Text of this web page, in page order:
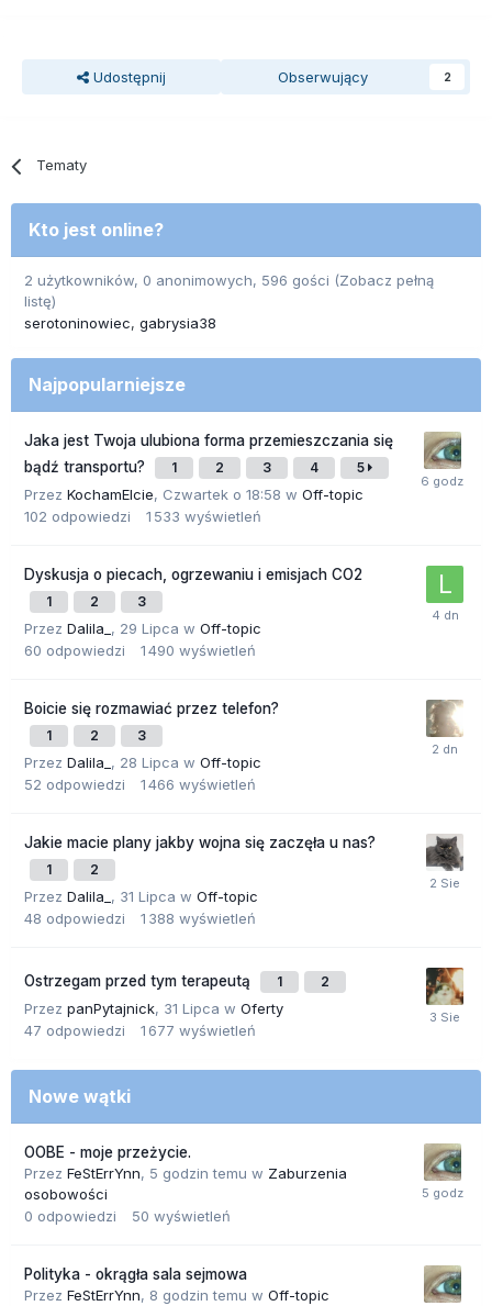
Udostępnij Obserwujący 2
Tematy
Kto jest online?
2 użytkowników, 0 anonimowych, 596 gości (Zobacz pełną
listę)
serotoninowiec gabrysia38
Najpopularniejsze
Jaka jest Twoja ulubiona forma przemieszczania się
bądź transportu?
1 2 3 4 5
Przez KochamElcie, Czwartek o 18:58 w Off-topic
102 odpowiedzi 1 533 wyświetleń
Dyskusja o piecach, ogrzewaniu i emisjach CO2
1 2 3
Przez Dalila_ , 29 Lipca w Off-topic
60 odpowiedzi 1 490 wyświetleń
Boicie się rozmawiać przez telefon?
1 2 3
Przez Dalila_ , 28 Lipca w Off-topic
52 odpowiedzi 1 466 wyświetleń
Jakie macie plany jakby wojna się zaczęła u nas?
1 2
Przez Dalila_ , 31 Lipca w Off-topic
48 odpowiedzi 1 388 wyświetleń
Ostrzegam przed tym terapeutą 1 2
Przez panPytajnick, 31 Lipca w Oferty
47 odpowiedzi 1 677 wyświetleń
Nowe wątki
OOBE - moje przeżycie.
Przez FeStErrYnn, 5 godzin temu w Zaburzenia
osobowości
0 odpowiedzi 50 wyświetleń
Polityka - okrągła sala sejmowa
Przez FeStErrYnn, 8 godzin temu w Off-topic